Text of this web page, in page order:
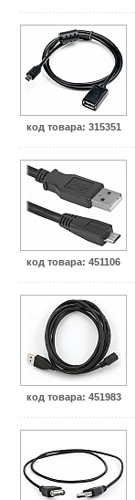
код товара: 315351
код товара: 451106
код товара: 451983